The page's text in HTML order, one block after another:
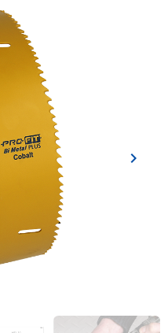
keyboard_arrow_right